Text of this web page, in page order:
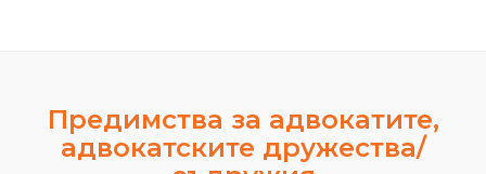
Предимства за адвокатите,
адвокатските дружества/